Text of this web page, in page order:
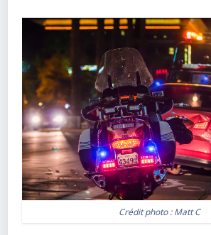
Crédit photo :Matt C